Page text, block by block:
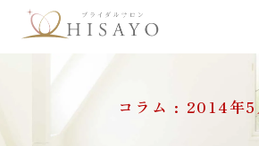
コラム : 2014年5